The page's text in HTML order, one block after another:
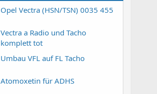
Opel Vectra (HSN/TSN) 0035 455
Vectra a Radio und Tacho
komplett tot
Umbau VFL auf FL Tacho
Atomoxetin für ADHS